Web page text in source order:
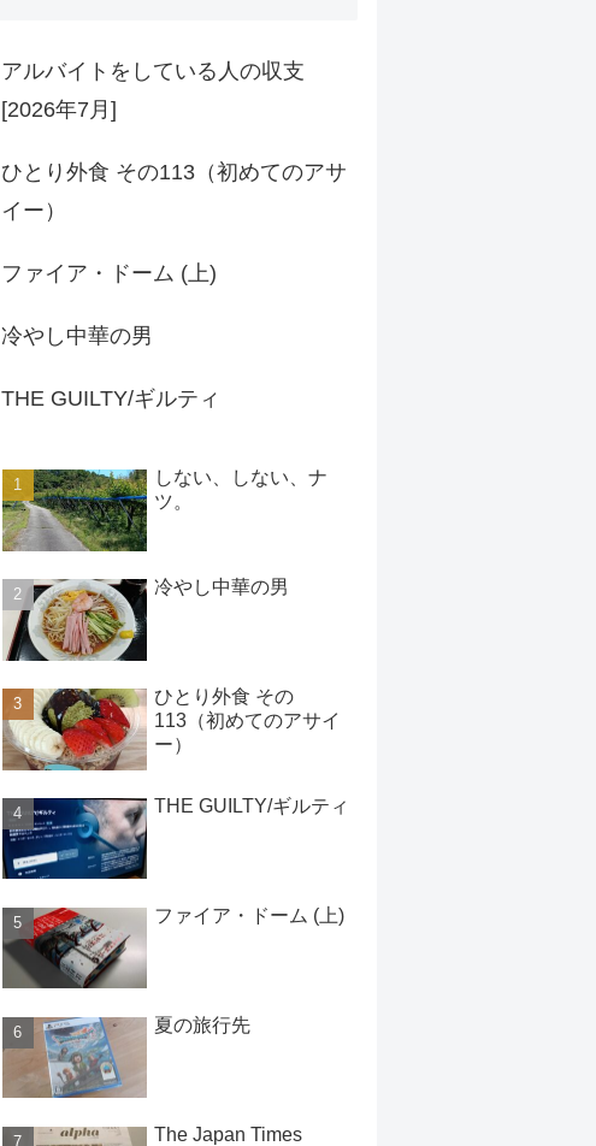
アルバイトをしている人の収支
[2026年7月]
ひとり外食 その113（初めてのアサ
イー）
ファイア・ドーム (上)
冷やし中華の男
THE GUILTY/ギルティ
しない、しない、ナ
ツ。
冷やし中華の男
ひとり外食 その
113（初めてのアサイ
ー）
THE GUILTY/ギルティ
ファイア・ドーム (上)
夏の旅行先
The Japan Times